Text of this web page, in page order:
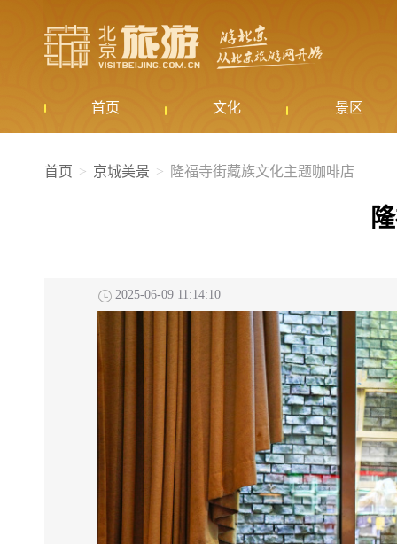
首页 文化 景区
首页 京城美景 隆福寺街藏族文化主题咖啡店
2025-06-09 11:14:10